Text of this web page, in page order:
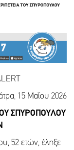
15 Μαΐου 2026
ΣΠΥΡΟΠΟΥΛΟΥ
52 ετών, έληξε